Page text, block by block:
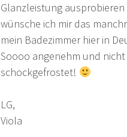
Glanzleistung
wünsche ich mir das
mein Badezimmer hier in
Soooo angenehm und
schockgefrostet!
LG,
Viola